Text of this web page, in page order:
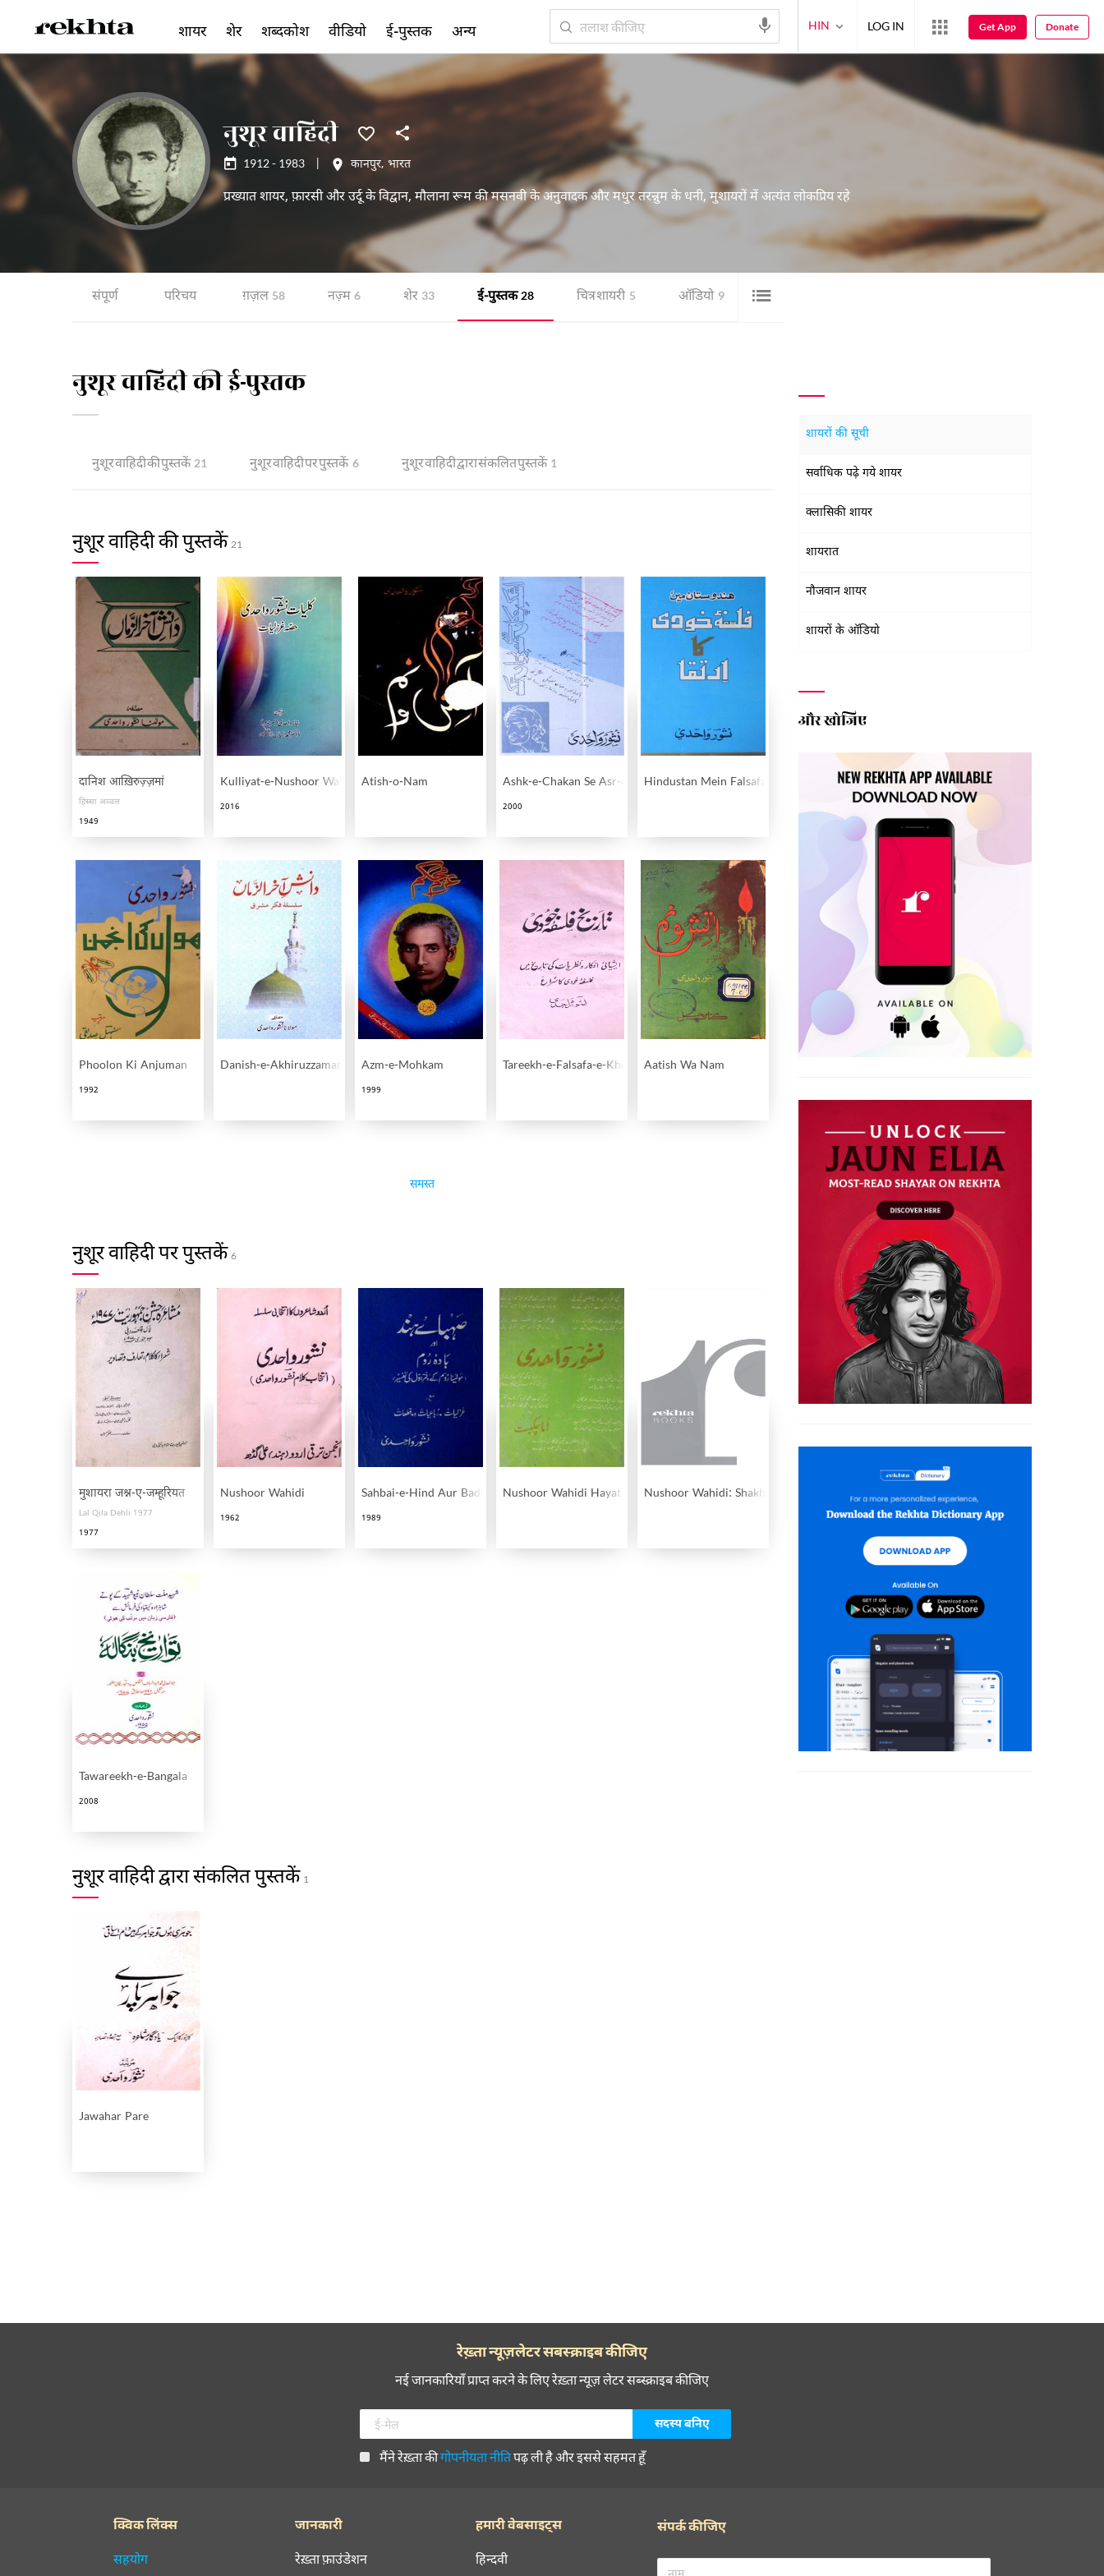
नुशूर वाहिदी
1912 - 1983 कानपुर, भारत
प्रख्यात शायर, फ़ारसी और उर्दू के विद्वान, मौलाना रूम की मसनवी के अनुवादक और मधुर तरन्नुम के धनी, मुशायरों में अत्यंत लोकप्रिय रहे
संपूर्ण परिचय ग़ज़ल 58 नज़्म 6 शेर 33 ई-पुस्तक 28 चित्र शायरी 5 ऑडियो 9 वीडियो
नुशूर वाहिदी की ई-पुस्तक
नुशूर वाहिदी की पुस्तकें 21 नुशूर वाहिदी पर पुस्तकें 6 नुशूर वाहिदी द्वारा संकलित पुस्तकें 1
नुशूर वाहिदी की पुस्तकें 21
दानिश आख़िरुज़्ज़मां
हिस्सा अव्वल
1949
Kulliyat-e-Nushoor Wahidi
2016
Atish-o-Nam Ashk-e-Chakan Se Asr-e-Rawan Tak
2000
Hindustan Mein Falsafa-e-Khudi Ka Irtiqa
Phoolon Ki Anjuman
1992
Danish-e-Akhiruzzaman Azm-e-Mohkam
1999
Tareekh-e-Falsafa-e-Khudi Aatish Wa Nam
समस्त
नुशूर वाहिदी पर पुस्तकें 6
मुशायरा जश्न-ए-जम्हूरियत
Lal Qila Dehli 1977
1977
Nushoor Wahidi
1962
Sahbai-e-Hind Aur Badah-e-Rom
1989
Nushoor Wahidi Hayat Aur ShayariNushoor Wahidi: Shakhsiyat Aur Fan
Tawareekh-e-Bangala
2008
नुशूर वाहिदी द्वारा संकलित पुस्तकें 1
Jawahar Pare
शायरों की सूची
सर्वाधिक पढ़े गये शायर
क्लासिकी शायर
शायरात
नौजवान शायर
शायरों के ऑडियो
और खोजिए
शायर शेर शब्दकोश वीडियो ई-पुस्तक अन्य HIN LOG IN Get App Donate
रेख़्ता न्यूज़लेटर सबस्क्राइब कीजिए
नई जानकारियाँ प्राप्त करने के लिए रेख़्ता न्यूज़ लेटर सब्स्क्राइब कीजिए
मैंने रेख़्ता कीगोपनीयता नीतिपढ़ ली है और इससे सहमत हूँ
क्विक लिंक्स
सहयोग
जानकारी
रेख़्ता फ़ाउंडेशन
हमारी वेबसाइट्स
हिन्दवी
संपर्क कीजिए